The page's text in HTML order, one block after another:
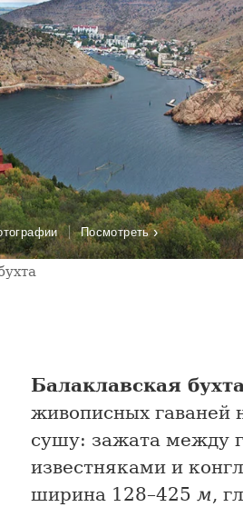
Посмотреть ›
Балаклавская бухта
живописных гаваней
сушу: зажата между
известняками и
ширина 128–425 м,